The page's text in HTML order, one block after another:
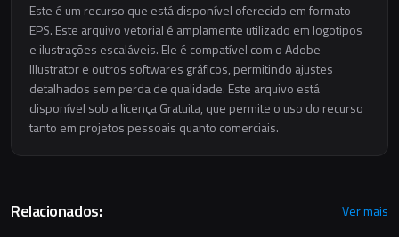
Este é um recurso que está disponível oferecido em formato
EPS. Este arquivo vetorial é amplamente utilizado em logotipos
e ilustrações escaláveis. Ele é compatível com o Adobe
Illustrator e outros softwares gráficos, permitindo ajustes
detalhados sem perda de qualidade. Este arquivo está
disponível sob a licença Gratuita, que permite o uso do recurso
tanto em projetos pessoais quanto comerciais.
Relacionados: Ver mais